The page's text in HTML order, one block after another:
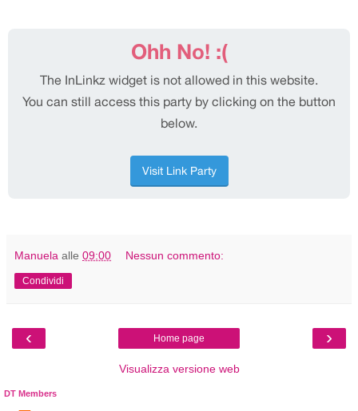
Manuela alle 09:00 Nessun commento:
Condividi
‹ ›
Home page
Visualizza versione web
DT Members